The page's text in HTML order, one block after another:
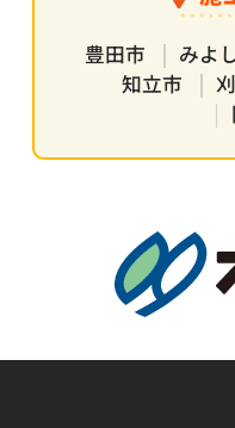
豊田市 みよ
知立市